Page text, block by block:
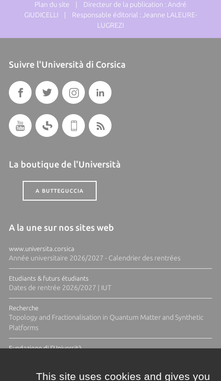
Plan du site | Directeur de la publication : André
GIUDICELLI | Responsable éditorial : Jeanne LALEURE-
LUGREZI
Suivre l'Università di Corsica
La boutique de l'Università
A BUTTEGUCCIA
A la une sur nos sites web
www.universita.corsica
Année universitaire 2026/2027 - Calendrier des rentrées
Etudiants & futurs étudiants
Dates de rentrée 2026/2027 | IUT
Recherche
Topology and Fractionalisation in Quantum Matter and Synthetic
Platforms
Fundazione di l'Università
This site uses cookies and gives you